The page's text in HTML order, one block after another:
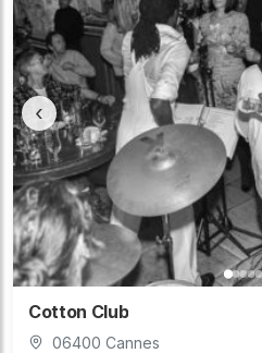
‹
Cotton Club
06400 Cannes